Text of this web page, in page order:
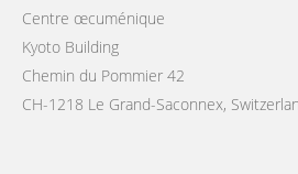
Centre œcuménique
Kyoto Building
Chemin du Pommier 42
CH-1218 Le Grand-Saconnex,